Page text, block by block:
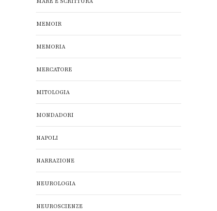
MEMOIR
MEMORIA
MERCATORE
MITOLOGIA
MONDADORI
NAPOLI
NARRAZIONE
NEUROLOGIA
NEUROSCIENZE